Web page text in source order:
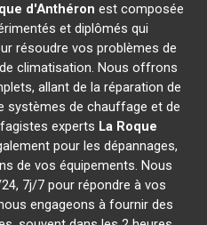
d'Anthéron est composée
et diplômés qui
résoudre vos problèmes de
climatisation. Nous offrons
allant de la réparation de
systèmes de chauffage et de
experts La Roque
pour les dépannages,
de vos équipements. Nous
7j/7 pour répondre à vos
engageons à fournir des